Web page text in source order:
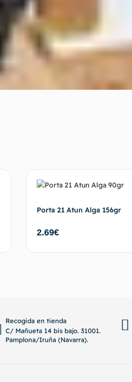
Porta 21 Atun Alga 156gr
2.69€
Recogida en tienda
C/ Mañueta 14 bis bajo. 31001.
Pamplona/Iruña (Navarra).